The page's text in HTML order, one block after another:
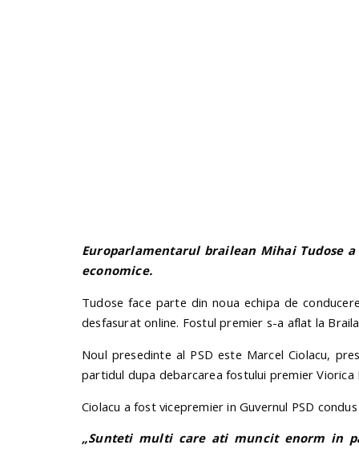
Europarlamentarul brailean Mihai Tudose
economice.
Tudose face parte din noua echipa de
desfasurat online. Fostul premier s-a aflat la
Noul presedinte al PSD este Marcel Ciolacu,
partidul dupa debarcarea fostului premier Viorica
Ciolacu a fost vicepremier in Guvernul PSD
„Sunteti multi care ati muncit enorm in